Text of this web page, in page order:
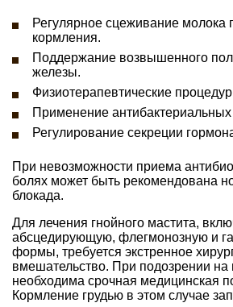
Регулярное сцеживание молока
кормления.
Поддержание возвышенного
железы.
Физиотерапевтические
Применение антибактериальных
Регулирование секреции
При невозможности приема
болях может быть рекомендована
блокада.
Для лечения гнойного мастита,
абсцедирующую, флегмонозную и
формы, требуется экстренное
вмешательство. При подозрении на
необходима срочная медицинская
Кормление грудью в этом случае